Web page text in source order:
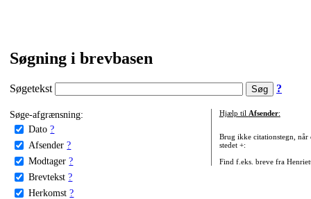
Søgning i brevbasen
Søgetekst ?
Søge-afgrænsning:
Dato ?
Afsender ?
Modtager ?
Brevtekst ?
Herkomst ?
Hjælp til Afsender:
Brug ikke citationstegn, når
stedet +:
Find f.eks. breve fra